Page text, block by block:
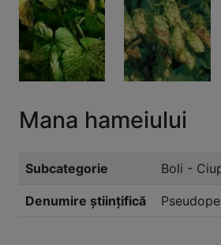
Mana hameiului
Subcategorie Boli -
Denumire științifică